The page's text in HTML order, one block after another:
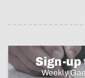
Sign-
Weekly